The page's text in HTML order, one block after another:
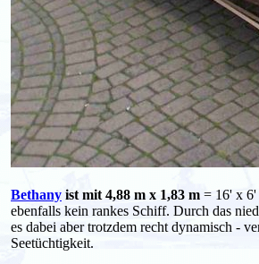
Bethany ist mit 4,88 m x 1,83 m = 16' x
ebenfalls kein rankes Schiff. Durch das
es dabei aber trotzdem recht dynamisch -
Seetüchtigkeit.